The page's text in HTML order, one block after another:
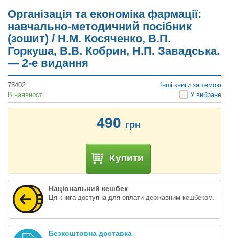
Організація та економіка фармації:
навчально-методичний посібник
(зошит) / Н.М. Косяченко, В.П.
Горкуша, В.В. Кобрин, Н.П. Завадська.
— 2-е видання
75402
Інші книги за темою
В наявності
У вибране
490 грн
Купити
Національний кешбек
Ця книга доступна для оплати державним кешбеком.
Безкоштовна доставка